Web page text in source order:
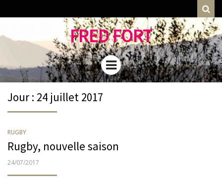
FRED FORT
Menu
Jour : 24 juillet 2017
RUGBY
Rugby, nouvelle saison
PUBLIÉ
24/07/2017